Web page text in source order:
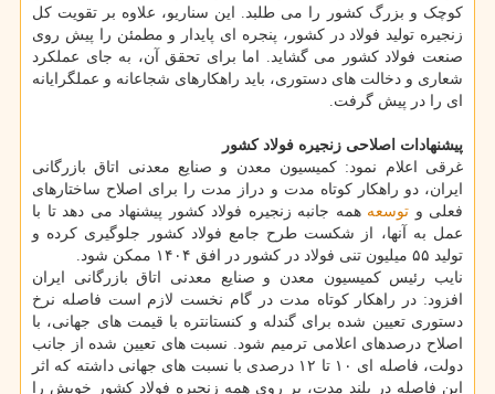
کوچک و بزرگ کشور را می طلبد. این سناریو، علاوه بر تقویت کل
زنجیره تولید فولاد در کشور، پنجره ای پایدار و مطمئن را پیش روی
صنعت فولاد کشور می گشاید. اما برای تحقق آن، به جای عملکرد
شعاری و دخالت های دستوری، باید راهکارهای شجاعانه و عملگرایانه
ای را در پیش گرفت.
پیشنهادات اصلاحی زنجیره فولاد کشور
غرقی اعلام نمود: کمیسیون معدن و صنایع معدنی اتاق بازرگانی
ایران، دو راهکار کوتاه مدت و دراز مدت را برای اصلاح ساختارهای
فعلی و توسعه همه جانبه زنجیره فولاد کشور پیشنهاد می دهد تا با
عمل به آنها، از شکست طرح جامع فولاد کشور جلوگیری کرده و
تولید ۵۵ میلیون تنی فولاد در کشور در افق ۱۴۰۴ ممکن شود.
نایب رئیس کمیسیون معدن و صنایع معدنی اتاق بازرگانی ایران
افزود: در راهکار کوتاه مدت در گام نخست لازم است فاصله نرخ
دستوری تعیین شده برای گندله و کنستانتره با قیمت های جهانی، با
اصلاح درصدهای اعلامی ترمیم شود. نسبت های تعیین شده از جانب
دولت، فاصله ای ۱۰ تا ۱۲ درصدی با نسبت های جهانی داشته که اثر
این فاصله در بلند مدت، بر روی همه زنجیره فولاد کشور خویش را